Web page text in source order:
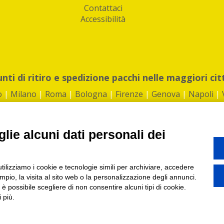
Contattaci
Accessibilità
di ritiro e spedizione pacchi nelle maggiori
| Milano | Roma | Bologna | Firenze | Genova | Napoli |
| REA: RM 1494760 | Cap.Soc.: 50.000€ |Whistleblowing|Privacy|
di ritiro tra Bar, Tabaccai, Edicole e Kipoint per ritirare i tuoi acquisti
alcuni dati personali dei
i cookie e tecnologie simili per archiviare, accedere
la visita al sito web o la personalizzazione degli annunci.
possibile scegliere di non consentire alcuni tipi di cookie.